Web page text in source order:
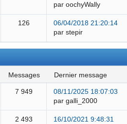
par oochyWally
126
06/04/2018 21:20:14
par stepir
messages dernier message
7 949
08/11/2025 18:07:03
par galli_2000
2 493
16/10/2021 9:48:31